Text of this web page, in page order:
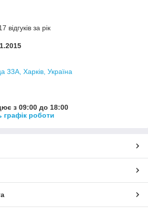
відгуків за рік
33А, Харків, Україна
з 09:00 до 18:00
графік роботи